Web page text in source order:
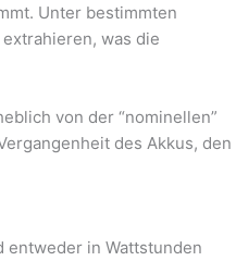
Unter bestimmten
was die
von der “nominellen”
des Akkus, den
entweder in Wattstunden